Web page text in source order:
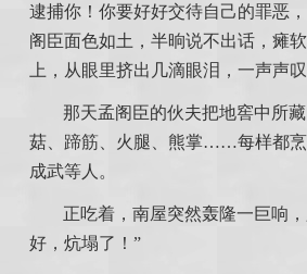
逮捕你！你要好好交待自己的罪恶
阁臣面色如土，半晌说不出话，瘫
上，从眼里挤出几滴眼泪，一声声叹
那天孟阁臣的伙夫把地窖中所
菇、蹄筋、火腿、熊掌……每样都
成武等人。
正吃着，南屋突然轰隆一巨响
好，炕塌了！”